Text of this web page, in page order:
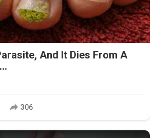
And It Dies From A
306